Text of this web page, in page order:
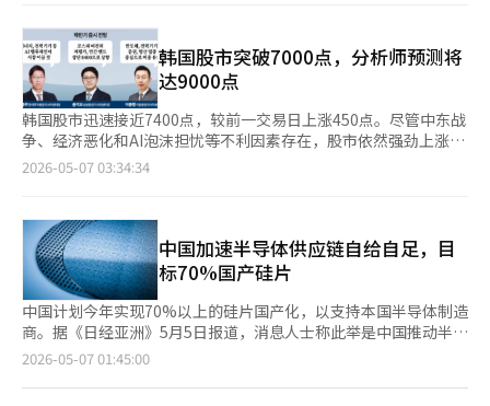
增长121.2%。金监会表示，由于银行和金融投资业的新海外扩
张，海外分支的净利润和资产大幅增长，但若不计入新并入的分
支，增长放缓，尤其是财险因自然灾害影响业绩下滑。他们还指
出，考虑到中东局势等全球金融市场波动性和气候变化带来的大灾
害风险增加，将密切监控海外分支的经营状况和财务稳健性，并指
导保险公司进行严格的风险管理。※ 本报道经人工智能（AI）系统
翻译与编辑。
未找到房子就已成为“钓鱼”的受害者。 报道一个月后，虚假房
源依然猖獗。常见的借口如“刚签约”或“贷款多有风险”成为常
态，客户被引导至封闭的聊天群。被曝光的公司也不在乎。调查团
队公开的冠岳区“工厂型房地产”仍在继续营业，嘲笑行政处罚。
他们的手法精细，通过提前准备的其他名义的办公室转移员工，换
个招牌和负责人，继续“僵尸经营”。调查团队追踪的案例显示了
现场监管的无力。行政处罚速度不如名义变更快，导致监管失效。
问题的核心在于轻微的处罚和松散的管理。现行法律对虚假广告的
持业务的“必要费用”。 地方政府的应对也有限。被动的结构需
要接到举报才能采取行动，执法人员严重不足。一个区的公务员要
管理数百家中介，实质性调查几乎不可能。在“会处理”的空洞承
诺下，商家已准备好下一个洗白的法人。市场学会了投机取巧。虚
假房源没有直接打击，即使被发现也只是换个形式，“钓鱼经
营”成为行业“新常态”。诚实经营的中介也被迫卷入恶性循环。
这种欺骗结构最终伤害的是最脆弱的群体——渴望廉价住所的年轻
人和社会新手。对他们来说，虚假房源不仅是浪费时间，更是对生
存权的威胁和对社会信任的破坏。要根除虚假房源，需超越简单
韩国股市突破7000点，分析师预测将
达9000点
韩国股市迅速接近7400点，较前一交易日上涨450点。尽管中东战
争、经济恶化和AI泡沫担忧等不利因素存在，股市依然强劲上涨。
多家证券公司预测下半年股市可能突破8000点，甚至达到9000
崔贤在表示，最佳情况下股市可达8100点，市值可能超过9000
点。三星证券的尹锡模将年度上限从7200点调至8400点，预计12
个月ROE为19.6%，P/B为2.2倍。Sangsangin证券的白英灿计划
将预测调至8000点，三星电子和SK海力士的盈利增长是主要动
力。 许多公司计划重新调整下半年预测。Kiwoom证券的李钟亨
表示，考虑到当前股价和盈利动能，需要上调预测，半导体需求将
继续超过供应。韩国投资证券的柳钟宇表示，尽管目前预测上限为
7250点，但下半年可能进一步上调，EPS增长推动股市上涨。
Shinyoung证券的金学均表示，目前市场仍被低估，半导体的影响
2026-05-07 03:34:34
中国加速半导体供应链自给自足，目
标70%国产硅片
中国计划今年实现70%以上的硅片国产化，以支持本国半导体制造
商。据《日经亚洲》5月5日报道，消息人士称此举是中国推动半导
体供应链本地化的重要步骤。消息人士指出，中国政府的目标被视
为这一目标较其他自给率目标更易实现，可能成为中国半导体自给
2026-05-07 01:45:00
页